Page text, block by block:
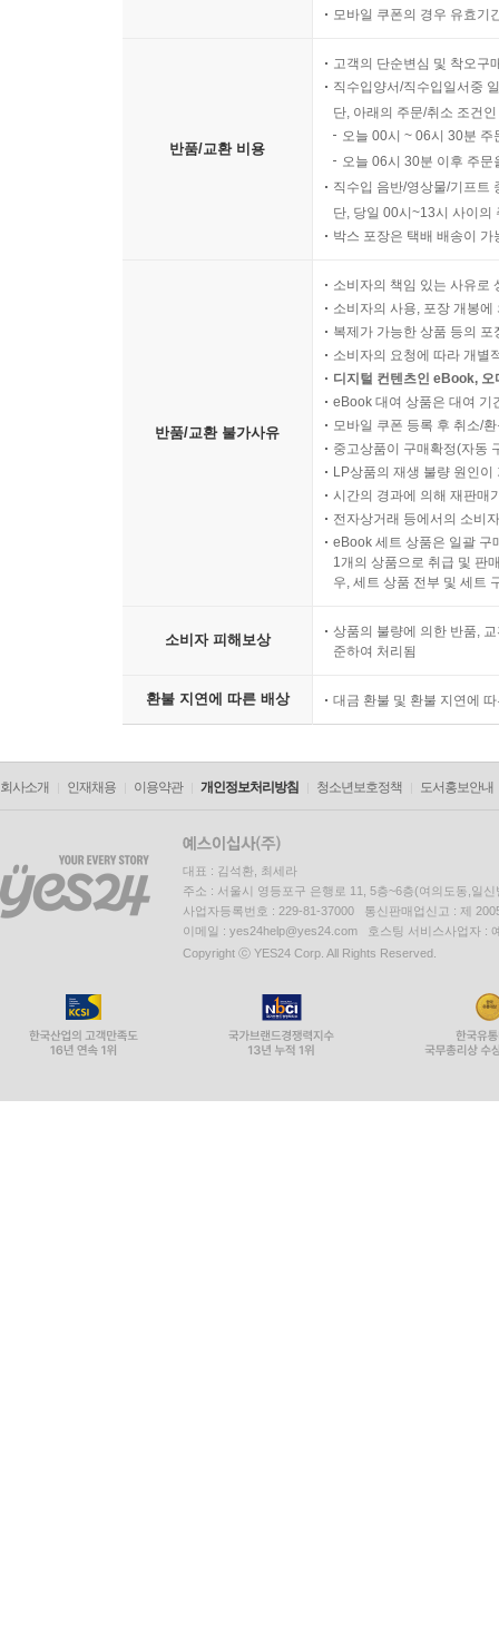
모바일 쿠폰의 경우 유효기
반품/교환 비용
고객의 단순변심 및 착오구
직수입양서/직수입일서중
단, 아래의 주문/취소 조건
오늘 00시 ~ 06시 30분
오늘 06시 30분 이후 주
직수입 음반/영상물/기프트
단, 당일 00시~13시 사이의
박스 포장은 택배 배송이
반품/교환 불가사유
소비자의 책임 있는 사유로
소비자의 사용, 포장 개봉
복제가 가능한 상품 등의
소비자의 요청에 따라 개별
디지털 컨텐츠인 eBook,
eBook 대여 상품은 대여 기
모바일 쿠폰 등록 후 취소/
중고상품이 구매확정(자동
LP상품의 재생 불량 원인
시간의 경과에 의해 재판매
전자상거래 등에서의 소비
eBook 세트 상품은 일괄 구
1개의 상품으로 취급 및 판
우, 세트 상품 전부 및 세트
소비자 피해보상
상품의 불량에 의한 반품,
준하여 처리됨
환불 지연에 따른 배상 대금 환불 및 환불 지연에
회사소개 인재채용 이용약관 개인정보처리방침 청소년보호정책 도서홍보안내
대표 : 김석환, 최세라
주소 : 서울시 영등포구 은행로 11, 5층~6층(여의도동,일신
사업자등록번호 : 229-81-37000 통신판매업신고 : 제
이메일 : yes24help@yes24.com 호스팅 서비스사업자 :
Copyright ⓒ YES24 Corp. All Rights Reserved.